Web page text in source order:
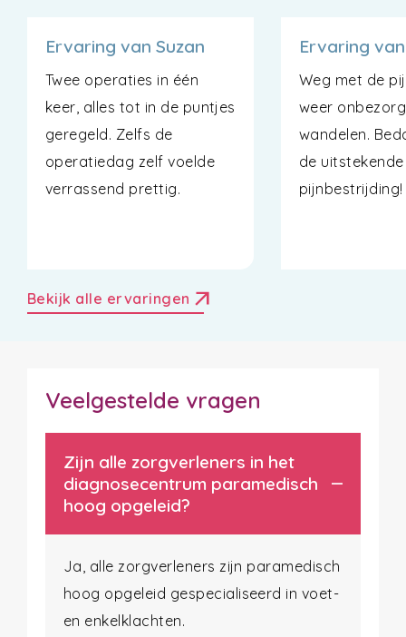
Ervaring van Suzan
Twee operaties in één
keer, alles tot in de puntjes
geregeld. Zelfs de
operatiedag zelf voelde
verrassend prettig.
Ervaring van
Weg met de
weer
wandelen.
de
pijnbestrijding!
Bekijk alle ervaringen arrow_outward
Veelgestelde vragen
Zijn alle zorgverleners in het
diagnosecentrum paramedisch
hoog opgeleid?
Ja, alle zorgverleners zijn paramedisch
hoog opgeleid gespecialiseerd in voet-
en enkelklachten.